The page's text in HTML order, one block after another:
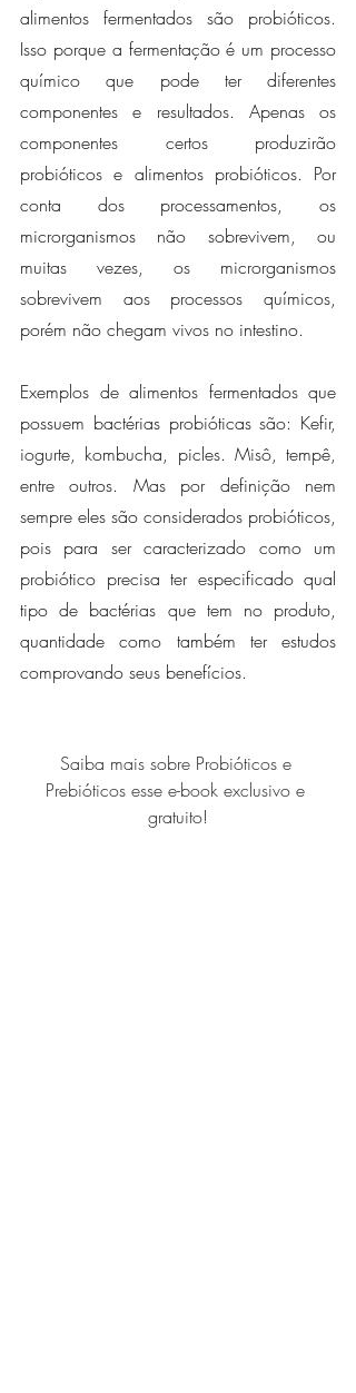
alimentos fermentados são probióticos.
Isso porque a fermentação é um processo
químico que pode ter diferentes
componentes e resultados. Apenas os
componentes certos produzirão
probióticos e alimentos probióticos. Por
conta dos processamentos, os
microrganismos não sobrevivem, ou
muitas vezes, os microrganismos
sobrevivem aos processos químicos,
porém não chegam vivos no intestino.
Exemplos de alimentos fermentados que
possuem bactérias probióticas são: Kefir,
iogurte, kombucha, picles. Misô, tempê,
entre outros. Mas por definição nem
sempre eles são considerados probióticos,
pois para ser caracterizado como um
probiótico precisa ter especificado qual
tipo de bactérias que tem no produto,
quantidade como também ter estudos
comprovando seus benefícios.
Saiba mais sobre Probióticos e
Prebióticos esse e-book exclusivo e
gratuito!